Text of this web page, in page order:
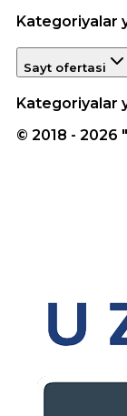
Kategoriyalar
Sayt ofertasi
Kategoriyalar
© 2018 - 2026